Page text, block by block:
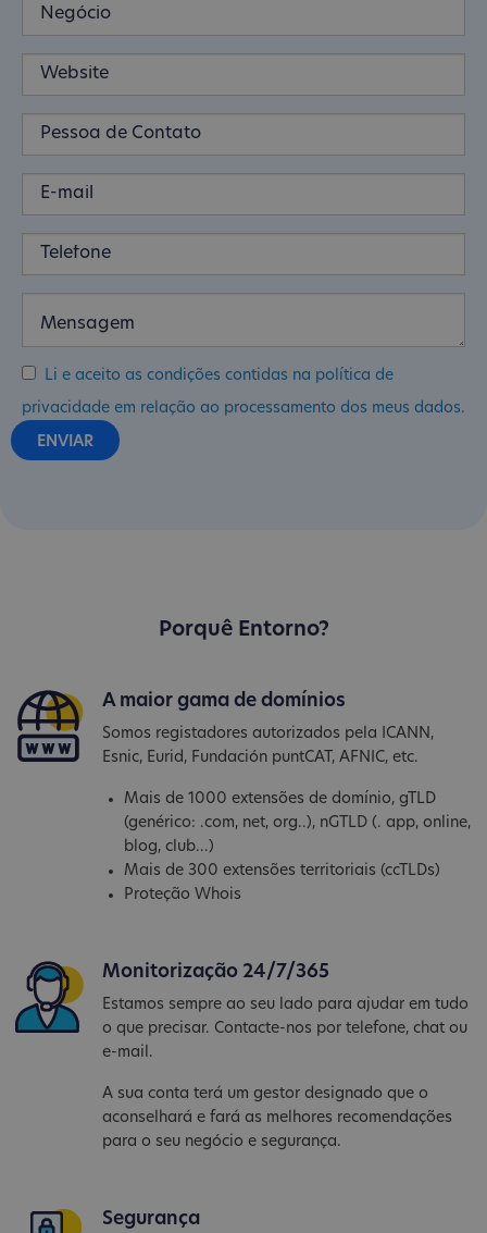
Li e aceito as condições contidas na política de
privacidade em relação ao processamento dos meus dados.
Porquê Entorno?
A maior gama de domínios
Somos registadores autorizados pela ICANN,
Esnic, Eurid, Fundación puntCAT, AFNIC, etc.
Mais de 1000 extensões de domínio, gTLD
(genérico: .com, net, org..), nGTLD (. app, online,
blog, club...)
Mais de 300 extensões territoriais (ccTLDs)
Proteção Whois
Monitorização 24/7/365
Estamos sempre ao seu lado para ajudar em tudo
o que precisar. Contacte-nos por telefone, chat ou
e-mail.
A sua conta terá um gestor designado que o
aconselhará e fará as melhores recomendações
para o seu negócio e segurança.
Segurança